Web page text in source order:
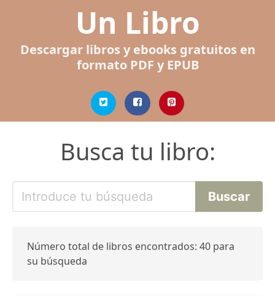
Un Libro
Descargar libros y ebooks gratuitos en
formato PDF y EPUB
Busca tu libro:
Número total de libros encontrados: 40 para
su búsqueda